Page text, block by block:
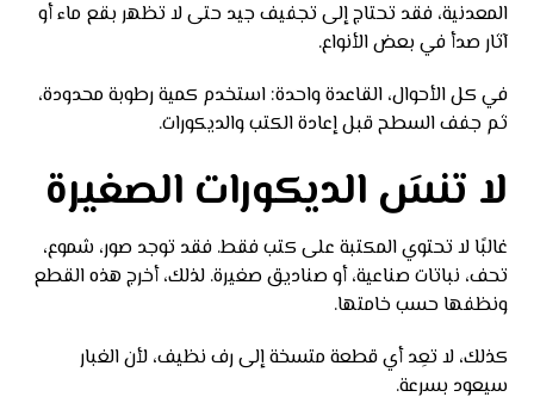
المعدنية، فقد تحتاج إلى تجفيف جيد حتى لا تظهر بقع ماء أو
آثار صدأ في بعض الأنواع.
في كل الأحوال، القاعدة واحدة: استخدم كمية رطوبة محدودة،
ثم جفف السطح قبل إعادة الكتب والديكورات.
لا تنسَ الديكورات الصغيرة
غالبًا لا تحتوي المكتبة على كتب فقط. فقد توجد صور، شموع،
تحف، نباتات صناعية، أو صناديق صغيرة. لذلك، أخرج هذه القطع
ونظفها حسب خامتها.
كذلك، لا تعِد أي قطعة متسخة إلى رف نظيف، لأن الغبار
سيعود بسرعة.